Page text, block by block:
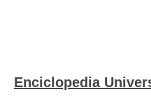
Enciclopedia